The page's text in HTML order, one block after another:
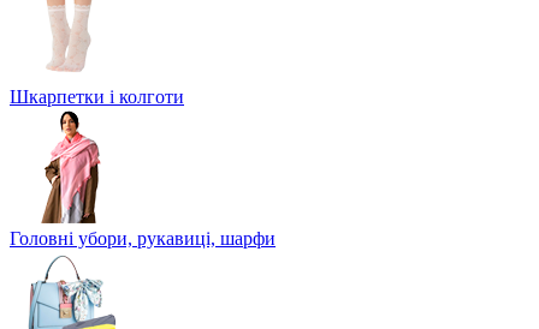
Шкарпетки і колготи
Головні убори, рукавиці, шарфи